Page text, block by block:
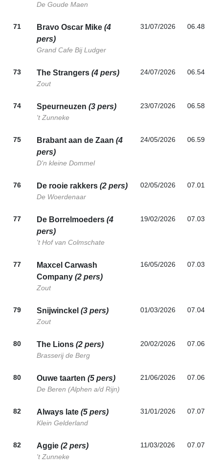
De Goude Maen
71 Bravo Oscar Mike (4
pers)
Grand Cafe Bij Ludger
31/07/2026 06.48
73 The Strangers (4 pers)
Zout
24/07/2026 06.54
74 Speurneuzen (3 pers)
't Zunneke
23/07/2026 06.58
75 Brabant aan de Zaan (4
pers)
D'n kleine Dommel
24/05/2026 06.59
76 De rooie rakkers (2 pers)
De Woerdenaar
02/05/2026 07.01
77 De Borrelmoeders (4
pers)
't Hof van Colmschate
19/02/2026 07.03
77
Maxcel Carwash
Company (2 pers)
Zout
16/05/2026 07.03
79 Snijwinckel (3 pers)
Zout
01/03/2026 07.04
80 The Lions (2 pers)
Brasserij de Berg
20/02/2026 07.06
80 Ouwe taarten (5 pers)
De Beren (Alphen a/d Rijn)
21/06/2026 07.06
82 Always late (5 pers)
Klein Gelderland
31/01/2026 07.07
82 Aggie (2 pers)
't Zunneke
11/03/2026 07.07